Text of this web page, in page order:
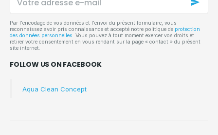
adresse
e-
mail
Par l'encodage de vos données et l'envoi du présent formulaire, vous
reconnaissez avoir pris connaissance et accepté notre politique de protection
des données personnelles. Vous pouvez à tout moment exercer vos droits et
retirer votre consentement en vous rendant sur la page « contact » du présent
site internet.
FOLLOW US ON FACEBOOK
Aqua Clean Concept